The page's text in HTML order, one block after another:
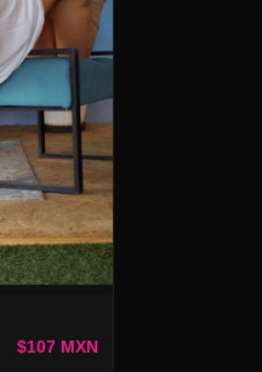
$107 MXN